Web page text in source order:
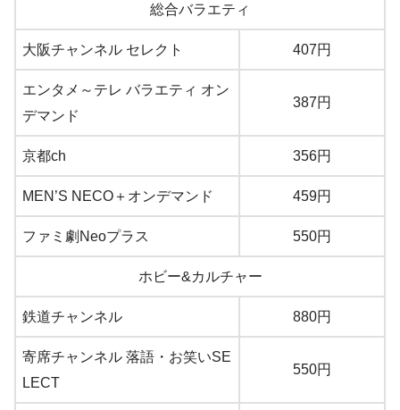
総合バラエティ
大阪チャンネル セレクト 407円
エンタメ～テレ バラエティ オン
デマンド
387円
京都ch 356円
MEN’S NECO＋オンデマンド 459円
ファミ劇Neoプラス 550円
ホビー&カルチャー
鉄道チャンネル 880円
寄席チャンネル 落語・お笑いSE
LECT
550円